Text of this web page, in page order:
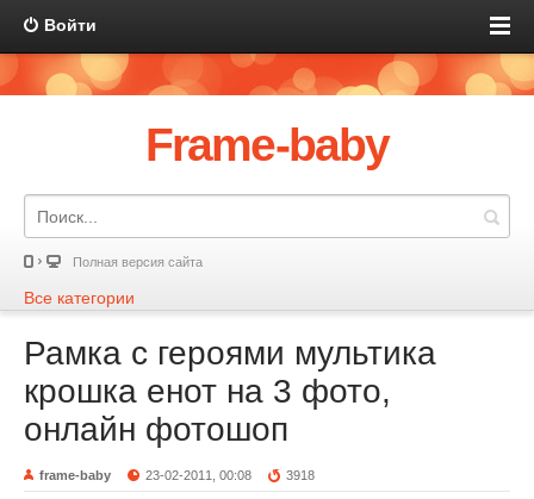
Войти
Frame-baby
Полная версия сайта
Все категории
Рамка с героями мультика
крошка енот на 3 фото,
онлайн фотошоп
frame-baby 23-02-2011, 00:08 3918